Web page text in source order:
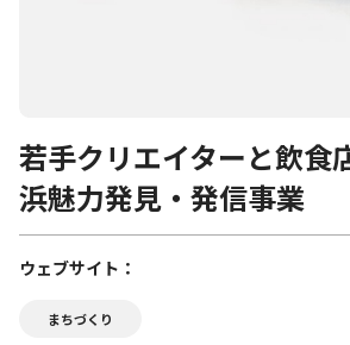
若手クリエイターと飲食
浜魅力発見・発信事業
ウェブサイト
まちづくり